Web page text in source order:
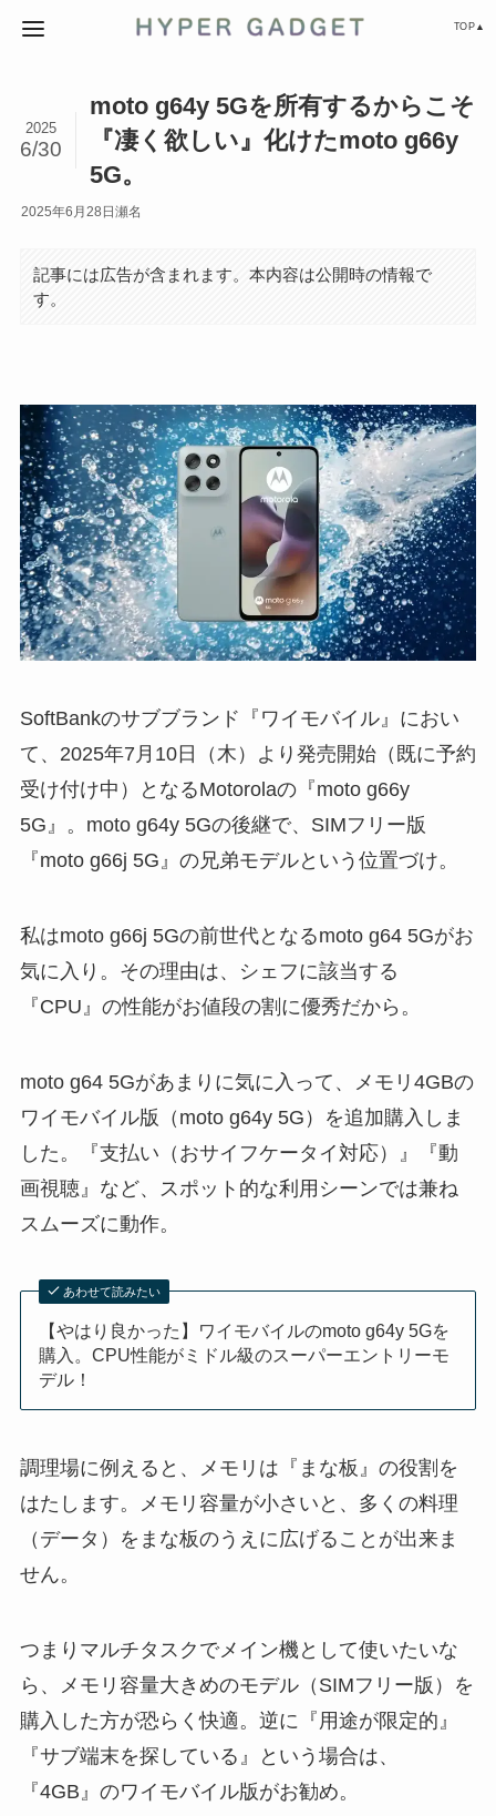
TOP▲
moto g64y 5Gを所有するからこそ
『凄く欲しい』化けたmoto g66y
5G。
2025
6/30
2025年6月28日 瀬名
記事には広告が含まれます。本内容は公開時の情報で
す。
SoftBankのサブブランド『ワイモバイル』におい
て、2025年7月10日（木）より発売開始（既に予約
受け付け中）となるMotorolaの『moto g66y
5G』。moto g64y 5Gの後継で、SIMフリー版
『moto g66j 5G』の兄弟モデルという位置づけ。
私はmoto g66j 5Gの前世代となるmoto g64 5Gがお
気に入り。その理由は、シェフに該当する
『CPU』の性能がお値段の割に優秀だから。
moto g64 5Gがあまりに気に入って、メモリ4GBの
ワイモバイル版（moto g64y 5G）を追加購入しま
した。『支払い（おサイフケータイ対応）』『動
画視聴』など、スポット的な利用シーンでは兼ね
スムーズに動作。
あわせて読みたい
【やはり良かった】ワイモバイルのmoto g64y 5Gを
購入。CPU性能がミドル級のスーパーエントリーモ
デル！
調理場に例えると、メモリは『まな板』の役割を
はたします。メモリ容量が小さいと、多くの料理
（データ）をまな板のうえに広げることが出来ま
せん。
つまりマルチタスクでメイン機として使いたいな
ら、メモリ容量大きめのモデル（SIMフリー版）を
購入した方が恐らく快適。逆に『用途が限定的』
『サブ端末を探している』という場合は、
『4GB』のワイモバイル版がお勧め。